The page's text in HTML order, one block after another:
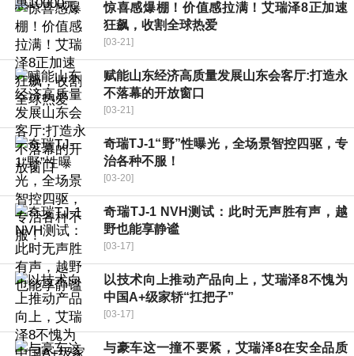
惊喜感爆棚！价值感拉满！艾瑞泽8正加速
狂飙，收割全球热爱
[03-21]
赋能山东经济高质量发展山东会客厅:打造永
不落幕的开放窗口
[03-21]
奇瑞TJ-1“野”性曝光，全场景智控四驱，专
治各种不服！
[03-20]
奇瑞TJ-1 NVH测试：此时无声胜有声，越
野也能享静谧
[03-17]
以技术向上推动产品向上，艾瑞泽8不愧为
中国A+级家轿“扛把子”
[03-17]
与豪车这一撞不要紧，艾瑞泽8在安全品质